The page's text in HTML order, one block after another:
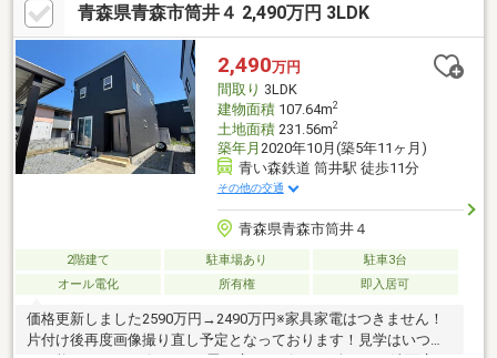
青森県青森市筒井４ 2,490万円 3LDK
2,490万円
間取り 3LDK
建物面積107.64m2
土地面積231.56m2
築年月 2020年10月(築5年11ヶ月)
青い森鉄道 筒井駅 徒歩11分
その他の交通
青森県青森市筒井４
2階建て 駐車場あり
駐車3台
オール電化
所有権 即入居可
価格更新しました2590万円→2490万円※家具家電はつきません！
片付け後再度画像撮り直し予定となっております！見学はいつで